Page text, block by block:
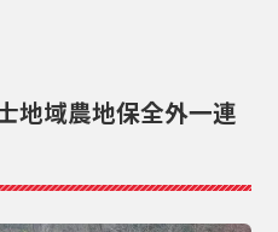
地域農地保全外一連